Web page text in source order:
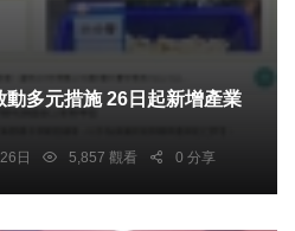
26日起新增產業
日 5,857 觀看 0 分享